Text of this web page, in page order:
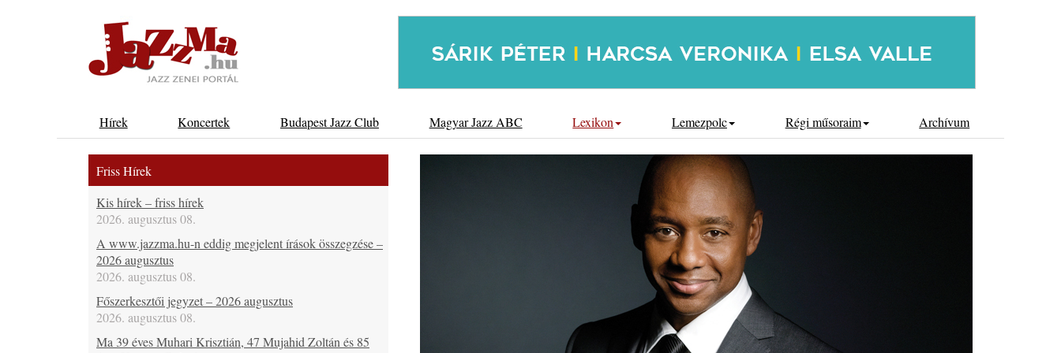
Hírek Koncertek Budapest Jazz Club Magyar Jazz ABC Lexikon Lemezpolc Régi műsoraim Archívum
Friss Hírek
Kis hírek – friss hírek
2026. augusztus 08.
A www.jazzma.hu-n eddig megjelent írások összegzése –
2026 augusztus
2026. augusztus 08.
Főszerkesztői jegyzet – 2026 augusztus
2026. augusztus 08.
Ma 39 éves Muhari Krisztián, 47 Mujahid Zoltán és 85